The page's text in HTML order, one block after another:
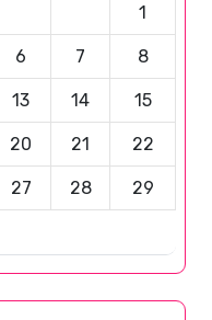
1
6 7 8
13 14 15
20 21 22
27 28 29